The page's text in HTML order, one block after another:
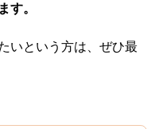
す。
いという方は、ぜひ最